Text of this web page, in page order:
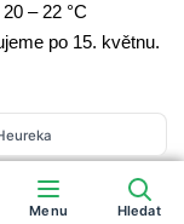
– 22 °C
po 15. květnu.
925 fotek
Menu Hledat